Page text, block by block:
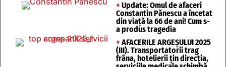
+ Update: Omul de afaceri
Constantin Pănescu a încetat
din viață la 66 de ani! Cum s-
a produs tragedia
+ AFACERILE ARGEȘULUI 2025
(III). Transportatorii trag
frâna, hotelierii țin direcția,